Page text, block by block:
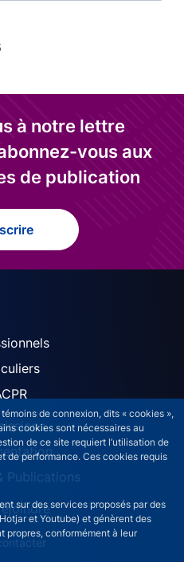
de connexion, dits « cookies »,
cookies sont nécessaires au
de ce site requiert l’utilisation de
de performance. Ces cookies requis
sur des services proposés par des
et Youtube) et génèrent des
propres, conformément à leur
à notre lettre
vous aux
de publication
Publications
(French)